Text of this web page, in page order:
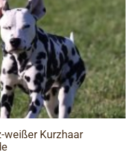
weißer Kurzhaar